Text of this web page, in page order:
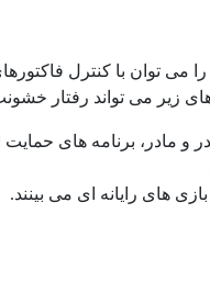
می توان با کنترل
می تواند رفتار خشونت
و مادر، برنامه های حمایت
های رایانه ای می بینند.